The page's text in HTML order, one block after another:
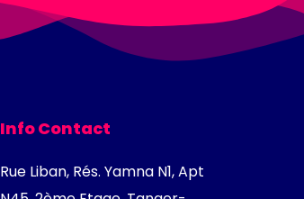
Info Contact
Rue Liban, Rés. Yamna N1, Apt